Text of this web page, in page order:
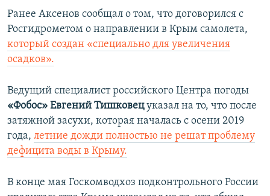
д
ы
д
у
и
й
с
л
а
й
д
д
у
ю
щ
й
с
л
а
й
д
Ранее Аксенов сообщал о том, что договорился с
Росгидрометом о направлении в Крым самолета,
который создан «специально для увеличения
осадков».
Ведущий специалист российского Центра погоды
«Фобос» Евгений Тишковецуказал на то, что после
затяжной засухи, которая началась с осени 2019
года, летние дожди полностью не решат проблему
дефицита воды в Крыму.
В конце мая Госкомводхоз подконтрольного России